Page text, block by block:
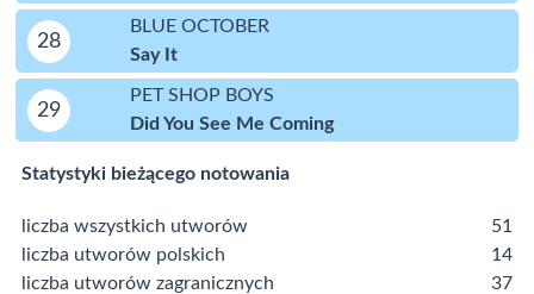
28
BLUE OCTOBER
Say It
29
PET SHOP BOYS
Did You See Me Coming
Statystyki bieżącego notowania
liczba wszystkich utworów
51
liczba utworów polskich
14
liczba utworów zagranicznych
37